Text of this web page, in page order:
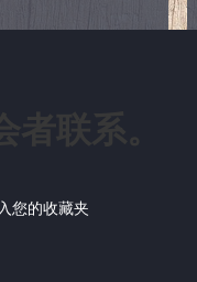
您的收藏夹